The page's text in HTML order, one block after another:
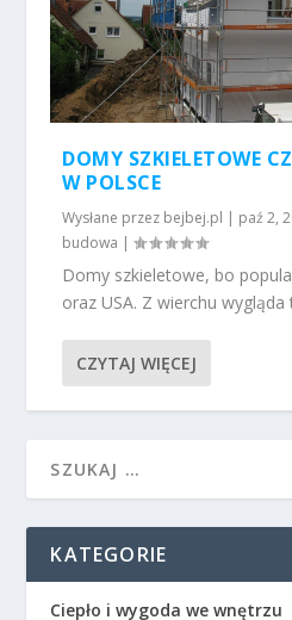
DOMY SZKIELETOWE
W POLSCE
Wysłane przez bejbej.pl | paź 2,
budowa |
Domy szkieletowe, bo
oraz USA. Z wierchu wygląda
CZYTAJ WIĘCEJ
KATEGORIE
Ciepło i wygoda we wnętrzu